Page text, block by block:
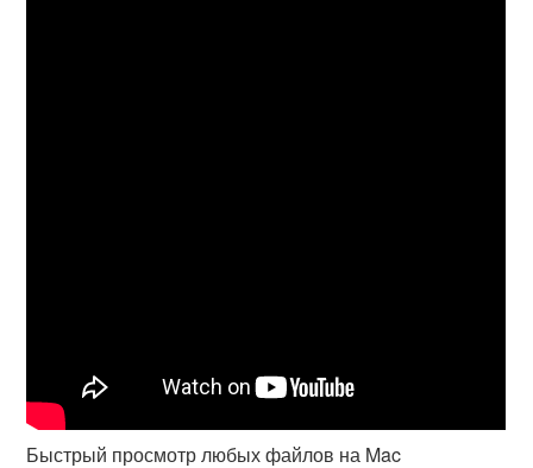
Быстрый просмотр любых файлов на Mac